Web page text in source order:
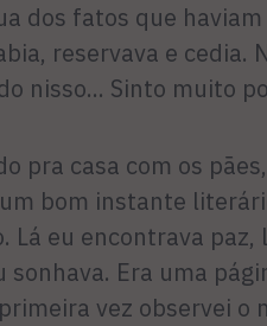
dos fatos que
reservava e cedia.
nisso... Sinto muito
pra casa com os
bom instante
Lá eu encontrava paz,
sonhava. Era uma
vez observei o